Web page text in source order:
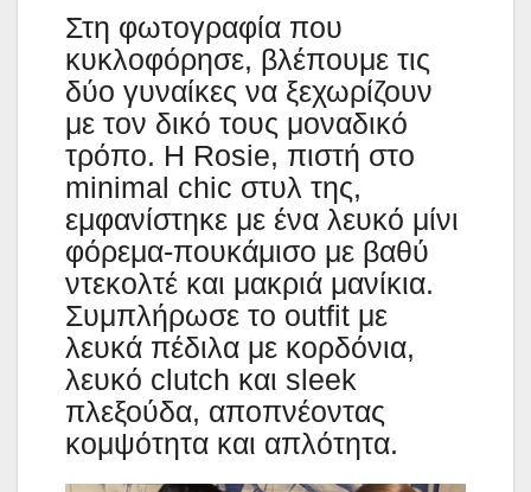
Στη φωτογραφία που
κυκλοφόρησε, βλέπουμε τις
δύο γυναίκες να ξεχωρίζουν
με τον δικό τους μοναδικό
τρόπο. Η Rosie, πιστή στο
minimal chic στυλ της,
εμφανίστηκε με ένα λευκό μίνι
φόρεμα-πουκάμισο με βαθύ
ντεκολτέ και μακριά μανίκια.
Συμπλήρωσε το outfit με
λευκά πέδιλα με κορδόνια,
λευκό clutch και sleek
πλεξούδα, αποπνέοντας
κομψότητα και απλότητα.